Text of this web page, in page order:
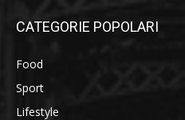
CATEGORIE POPOLARI
Food
Sport
Lifestyle